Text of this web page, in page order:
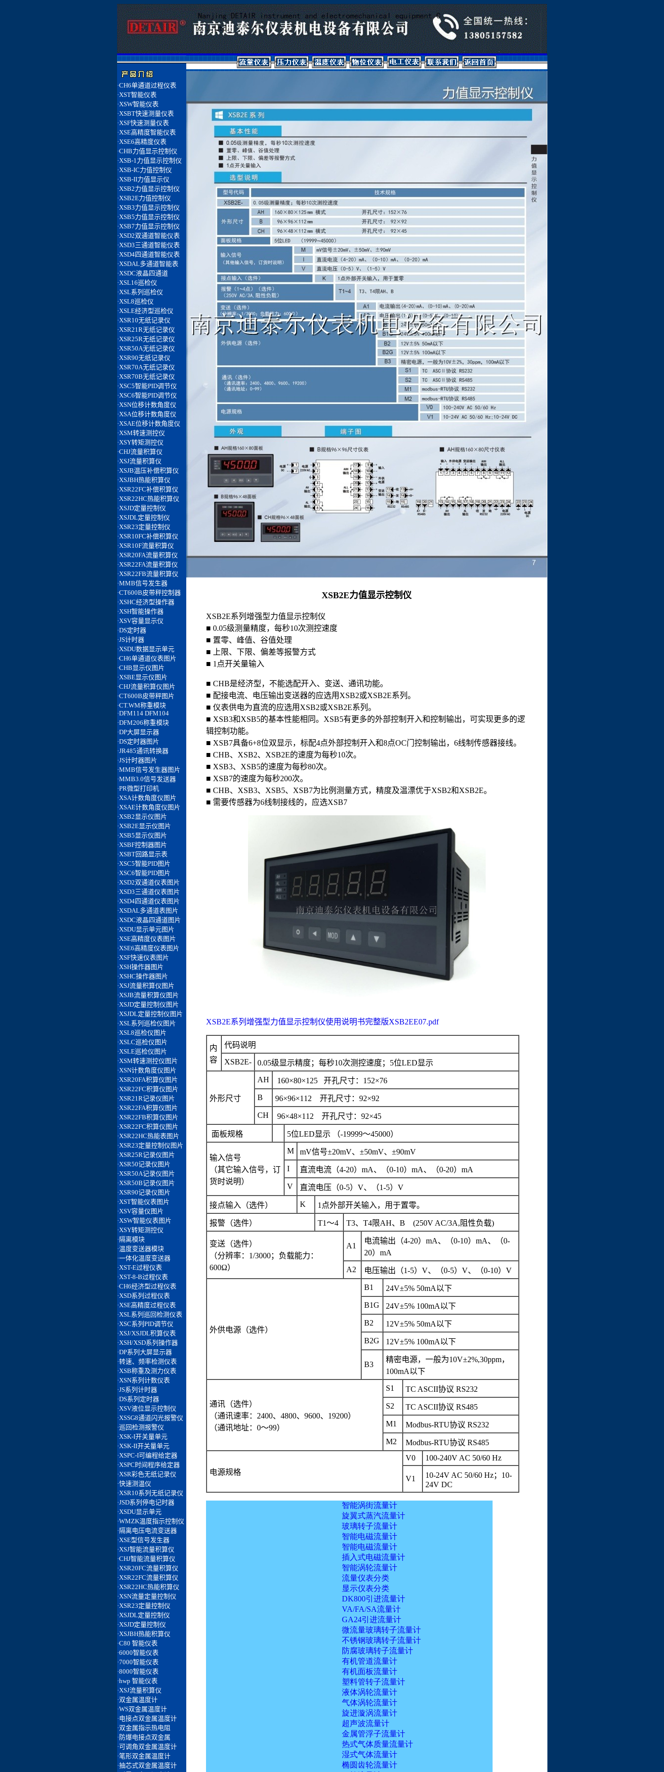
XSB2E力值显示控制仪
XSB2E系列增强型力值显示控制仪
■ 0.05级测量精度，每秒10次测控速度
■ 置零、峰值、谷值处理
■ 上限、下限、偏差等报警方式
■ 1点开关量输入
■ CHB是经济型，不能选配开入、变送、通讯功能。
■ 配接电流、电压输出变送器的应选用XSB2或XSB2E系列。
■ 仪表供电为直流的应选用XSB2或XSB2E系列。
■ XSB3和XSB5的基本性能相同。XSB5有更多的外部控制开入和控制输出，可实现更多的逻
辑控制功能。
■ XSB7具备6+8位双显示，标配4点外部控制开入和8点OC门控制输出，6线制传感器接线。
■ CHB、XSB2、XSB2E的速度为每秒10次。
■ XSB3、XSB5的速度为每秒80次。
■ XSB7的速度为每秒200次。
■ CHB、XSB3、XSB5、XSB7为比例测量方式，精度及温漂优于XSB2和XSB2E。
■ 需要传感器为6线制接线的，应选XSB7
XSB2E系列增强型力值显示控制仪使用说明书完整版XSB2EE07.pdf
内
容
代码说明
XSB2E-
0.05级显示精度；每秒10次测控速度；5位LED显示
外形尺寸
AH
160×80×125 开孔尺寸：152×76
B
96×96×112 开孔尺寸：92×92
CH
96×48×112 开孔尺寸：92×45
面板规格 5位LED显示 （-19999～45000）
输入信号
（其它输入信号，订
货时说明）
M
mV信号±20mV、±50mV、±90mV
I
直流电流（4-20）mA、（0-10）mA、（0-20）mA
V
直流电压（0-5）V、（1-5）V
接点输入（选件） K 1点外部开关输入，用于置零。
报警（选件） T1～4 T3、T4限AH、B (250V AC/3A,阻性负载)
变送（选件）
（分辨率：1/3000；负载能力：
600Ω）
A1
电流输出（4-20）mA、（0-10）mA、（0-
20）mA
A2
电压输出（1-5）V、（0-5）V、（0-10）V
外供电源（选件）
B1
24V±5% 50mA以下
B1G
24V±5% 100mA以下
B2
12V±5% 50mA以下
B2G
12V±5% 100mA以下
B3
精密电源，一般为10V±2%,30ppm，
100mA以下
通讯（选件）
（通讯速率：2400、4800、9600、19200）
（通讯地址：0～99）
S1
TC ASCII协议 RS232
S2
TC ASCII协议 RS485
M1
Modbus-RTU协议 RS232
M2
Modbus-RTU协议 RS485
电源规格
V0 100-240V AC 50/60 Hz
V1
10-24V AC 50/60 Hz；10-
24V DC